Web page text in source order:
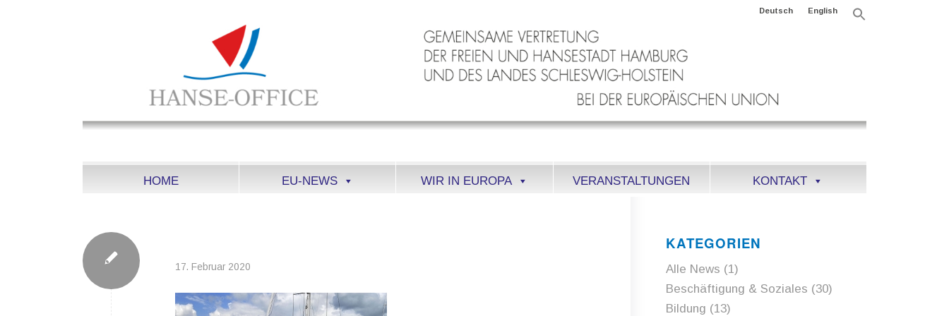
Deutsch English
HOME EU-NEWS WIR IN EUROPA VERANSTALTUNGEN KONTAKT
17. Februar 2020
KATEGORIEN
Alle News (1)
Beschäftigung & Soziales (30)
Bildung (13)